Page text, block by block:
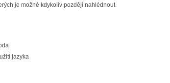
je možné kdykoliv později nahlédnout.
jazyka